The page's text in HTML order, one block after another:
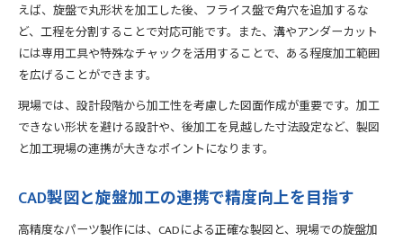
えば、旋盤で丸形状を加工した後、フライス盤で角穴を追加するな
ど、工程を分割することで対応可能です。また、溝やアンダーカット
には専用工具や特殊なチャックを活用することで、ある程度加工範囲
を広げることができます。
現場では、設計段階から加工性を考慮した図面作成が重要です。加工
できない形状を避ける設計や、後加工を見越した寸法設定など、製図
と加工現場の連携が大きなポイントになります。
CAD製図と旋盤加工の連携で精度向上を目指す
高精度なパーツ製作には、CADによる正確な製図と、現場での旋盤加